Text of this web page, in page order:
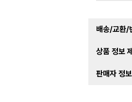
배송/교환/
상품 정보
판매자 정보